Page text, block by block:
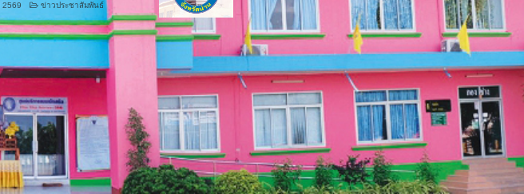
2569 ข่าวประชาสัมพันธ์